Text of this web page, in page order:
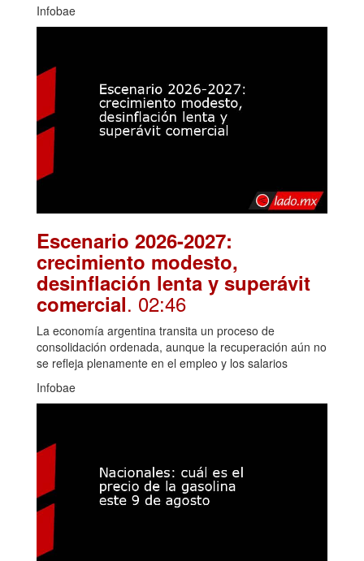
Infobae
Escenario 2026-2027:
crecimiento modesto,
desinflación lenta y superávit
comercial. 02:46
La economía argentina transita un proceso de
consolidación ordenada, aunque la recuperación aún no
se refleja plenamente en el empleo y los salarios
Infobae